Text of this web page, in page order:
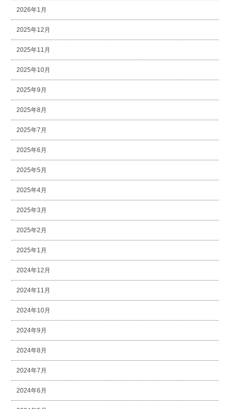
2026年1月
2025年12月
2025年11月
2025年10月
2025年9月
2025年8月
2025年7月
2025年6月
2025年5月
2025年4月
2025年3月
2025年2月
2025年1月
2024年12月
2024年11月
2024年10月
2024年9月
2024年8月
2024年7月
2024年6月